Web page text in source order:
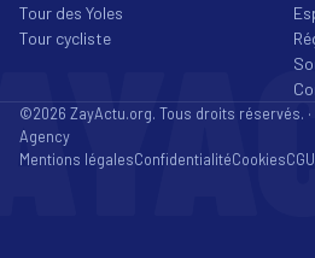
Tour des Yoles
Tour cycliste
©2026 ZayActu.org. Tous droits réservés.
Agency
Mentions légalesConfidentialitéCookiesCGU